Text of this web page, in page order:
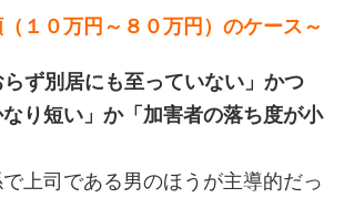
１０万円～８０万円）のケース～
ず別居にも至っていない」かつ
なり短い」か「加害者の落ち度が小
で上司である男のほうが主導的だっ